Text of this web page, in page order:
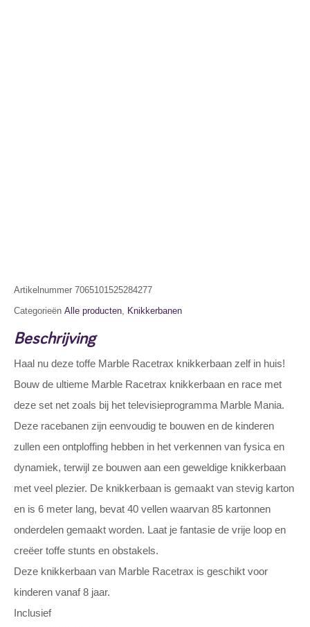
Artikelnummer 7065101525284277
Categorieën Alle producten, Knikkerbanen
Beschrijving
Haal nu deze toffe Marble Racetrax knikkerbaan zelf in huis!
Bouw de ultieme Marble Racetrax knikkerbaan en race met
deze set net zoals bij het televisieprogramma Marble Mania.
Deze racebanen zijn eenvoudig te bouwen en de kinderen
zullen een ontploffing hebben in het verkennen van fysica en
dynamiek, terwijl ze bouwen aan een geweldige knikkerbaan
met veel plezier. De knikkerbaan is gemaakt van stevig karton
en is 6 meter lang, bevat 40 vellen waarvan 85 kartonnen
onderdelen gemaakt worden. Laat je fantasie de vrije loop en
creëer toffe stunts en obstakels.
Deze knikkerbaan van Marble Racetrax is geschikt voor
kinderen vanaf 8 jaar.
Inclusief